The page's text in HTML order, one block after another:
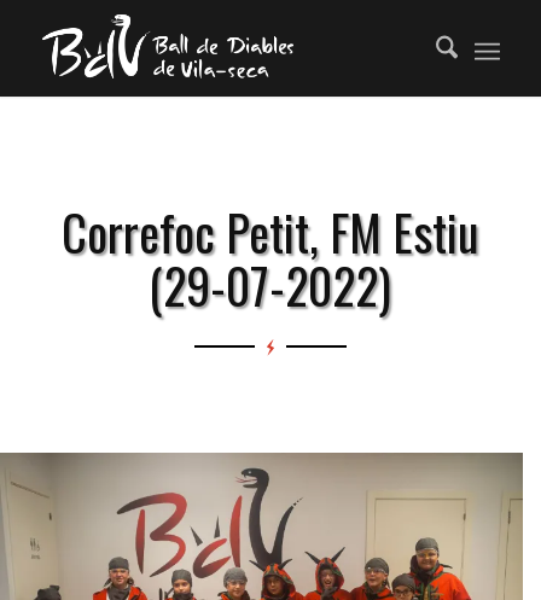
Correfoc Petit, FM Estiu
(29-07-2022)